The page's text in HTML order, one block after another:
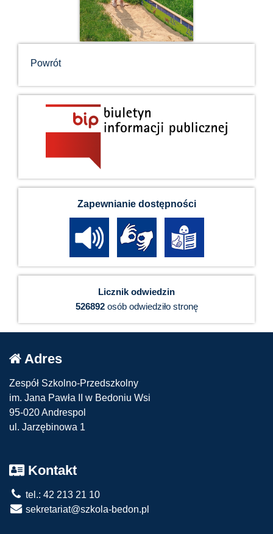
Powrót
Zapewnianie dostępności
Licznik odwiedzin
526892osób odwiedziło stronę
Adres
Zespół Szkolno-Przedszkolny
im. Jana Pawła II w Bedoniu Wsi
95-020 Andrespol
ul. Jarzębinowa 1
Kontakt
tel.: 42 213 21 10
sekretariat@szkola-bedon.pl